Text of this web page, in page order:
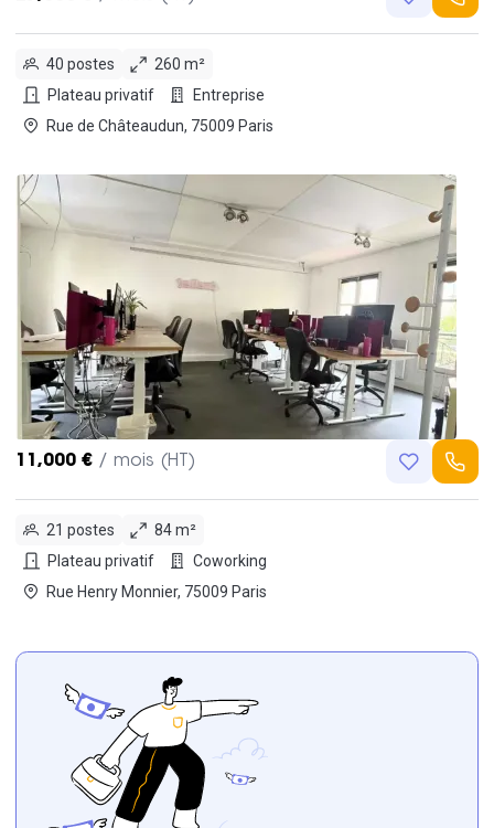
40 postes
260 m²
Plateau privatif
Entreprise
Rue de Châteaudun, 75009 Paris
11,000 € / mois (HT)
21 postes
84 m²
Plateau privatif
Coworking
Rue Henry Monnier, 75009 Paris